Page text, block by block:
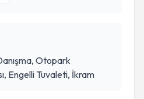
Otopark
Engelli Tuvaleti, İkram